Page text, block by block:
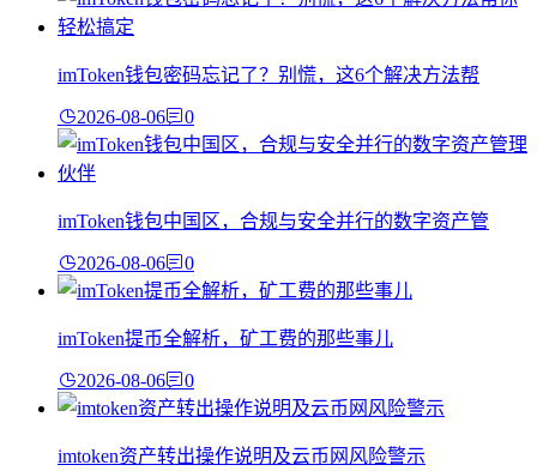
imToken钱包密码忘记了？别慌，这6个解决方法帮
2026-08-06 0
imToken钱包中国区，合规与安全并行的数字资产管
2026-08-06 0
imToken提币全解析，矿工费的那些事儿
2026-08-06 0
imtoken资产转出操作说明及云币网风险警示